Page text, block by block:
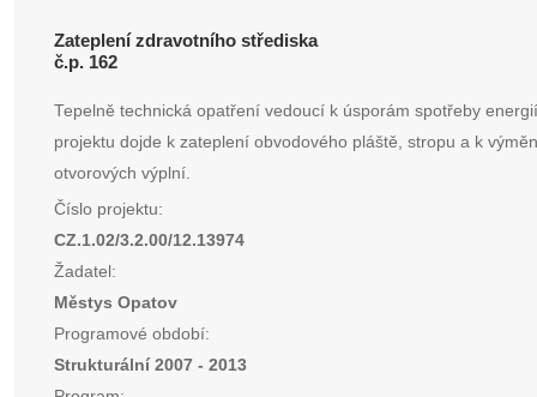
Zateplení zdravotního střediska
č.p. 162
Tepelně technická opatření vedoucí k úsporám spotřeby
projektu dojde k zateplení obvodového pláště, stropu a k
otvorových výplní.
Číslo projektu:
CZ.1.02/3.2.00/12.13974
Žadatel:
Městys Opatov
Programové období:
Strukturální 2007 - 2013